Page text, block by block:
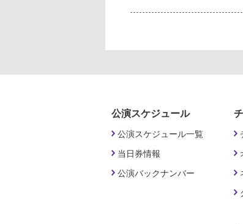
公演スケジュール
公演スケジュール一覧
当日券情報
公演バックナンバー